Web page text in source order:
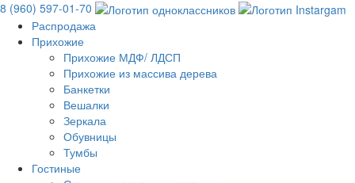
8 (960) 597-01-70
Распродажа
Прихожие
Прихожие МДФ/ ЛДСП
Прихожие из массива дерева
Банкетки
Вешалки
Зеркала
Обувницы
Тумбы
Гостиные